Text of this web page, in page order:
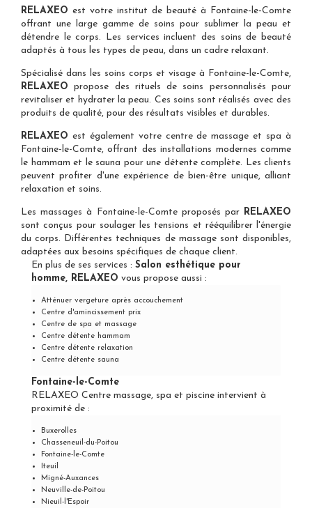
RELAXEO est votre institut de beauté à Fontaine-le-Comte
offrant une large gamme de soins pour sublimer la peau et
détendre le corps. Les services incluent des soins de beauté
adaptés à tous les types de peau, dans un cadre relaxant.
Spécialisé dans les soins corps et visage à Fontaine-le-Comte,
RELAXEO propose des rituels de soins personnalisés pour
revitaliser et hydrater la peau. Ces soins sont réalisés avec des
produits de qualité, pour des résultats visibles et durables.
RELAXEO est également votre centre de massage et spa à
Fontaine-le-Comte, offrant des installations modernes comme
le hammam et le sauna pour une détente complète. Les clients
peuvent profiter d'une expérience de bien-être unique, alliant
relaxation et soins.
Lesmassages à Fontaine-le-Comteproposés par RELAXEO
sont conçus pour soulager les tensions et rééquilibrer l'énergie
du corps. Différentes techniques de massage sont disponibles,
adaptées aux besoins spécifiques de chaque client.
En plus de ses services : Salon esthétique pour
homme, RELAXEO vous propose aussi :
Atténuer vergeture après accouchement
Centre d'amincissement prix
Centre de spa et massage
Centre détente hammam
Centre détente relaxation
Centre détente sauna
Fontaine-le-Comte
RELAXEO Centre massage, spa et piscine intervient à
proximité de :
Buxerolles
Chasseneuil-du-Poitou
Fontaine-le-Comte
Iteuil
Migné-Auxances
Neuville-de-Poitou
Nieuil-l'Espoir